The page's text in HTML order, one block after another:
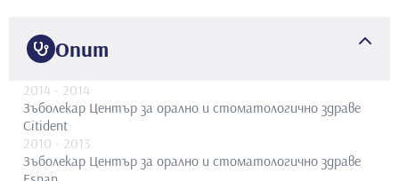
Опит
2014 - 2014
Зъболекар Център за орално и стоматологично здраве
Citident
2010 - 2013
Зъболекар Център за орално и стоматологично здраве